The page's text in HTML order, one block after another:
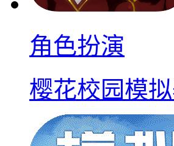
角色扮演
樱花校园模